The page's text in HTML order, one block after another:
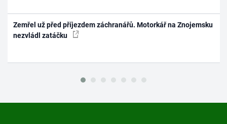
Zemřel už před příjezdem záchranářů. Motorkář na Znojemsku
nezvládl zatáčku